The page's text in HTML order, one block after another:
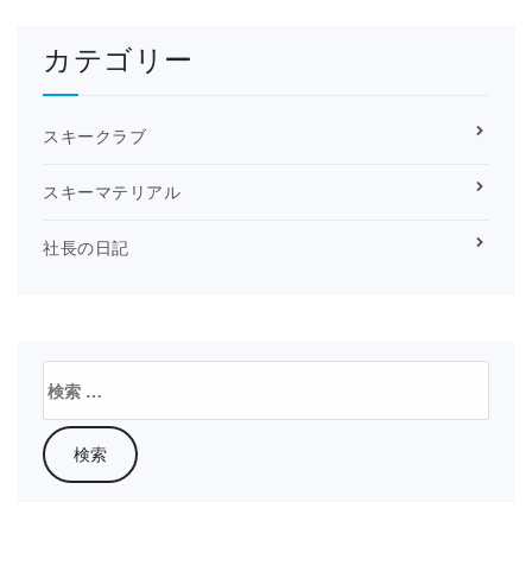
カテゴリー
スキークラブ
スキーマテリアル
社長の日記
索: